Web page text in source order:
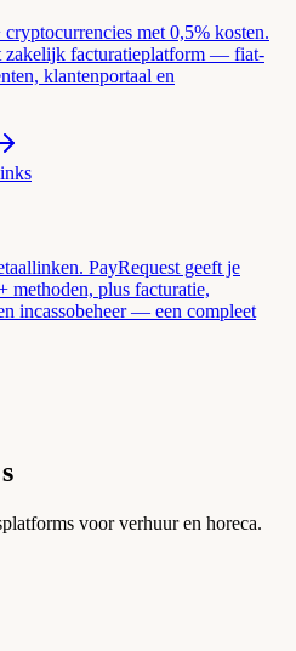
met 0,5% kosten.
zakelijk facturatieplatform — fiat-
klantenportaal en
PayRequest geeft je
methoden, plus facturatie,
incassobeheer — een compleet
voor verhuur en horeca.